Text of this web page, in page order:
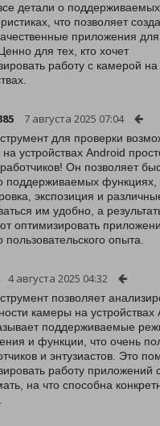
детали о поддерживаемых
что позволяет
приложения
для тех, кто хочет
работу с камерой
7 августа 2025 07:04
для проверки
устройствах Android
Он позволяет
поддерживаемых функциях,
экспозиция и
им удобно, а
оптимизировать
пользовательского опыта.
4 августа 2025 04:32
позволяет
камеры на устройствах
поддерживаемые
и функции, что очень
и энтузиастов. Это
работу приложений
на что способна